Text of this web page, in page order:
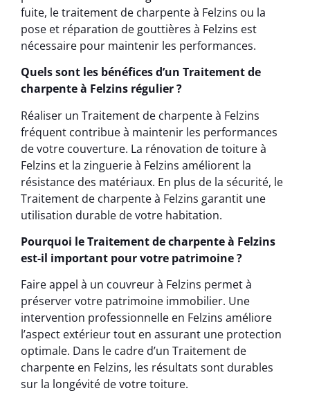
fuite, le traitement de charpente à Felzins ou la
pose et réparation de gouttières à Felzins est
nécessaire pour maintenir les performances.
Quels sont les bénéfices d’un Traitement de
charpente à Felzins régulier ?
Réaliser un Traitement de charpente à Felzins
fréquent contribue à maintenir les performances
de votre couverture. La rénovation de toiture à
Felzins et la zinguerie à Felzins améliorent la
résistance des matériaux. En plus de la sécurité, le
Traitement de charpente à Felzins garantit une
utilisation durable de votre habitation.
Pourquoi le Traitement de charpente à Felzins
est-il important pour votre patrimoine ?
Faire appel à un couvreur à Felzins permet à
préserver votre patrimoine immobilier. Une
intervention professionnelle en Felzins améliore
l’aspect extérieur tout en assurant une protection
optimale. Dans le cadre d’un Traitement de
charpente en Felzins, les résultats sont durables
sur la longévité de votre toiture.